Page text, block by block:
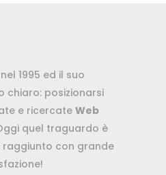
1995 ed il suo
chiaro: posizionarsi
e ricercate Web
quel traguardo è
con grande